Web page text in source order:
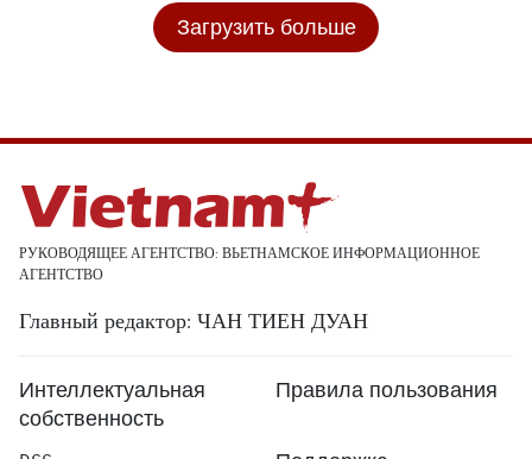
Загрузить больше
РУКОВОДЯЩЕЕ АГЕНТСТВО: ВЬЕТНАМСКОЕ ИНФОРМАЦИОННОЕ
АГЕНТСТВО
Главный редактор: ЧАН ТИЕН ДУАН
Интеллектуальная
собственность
Правила пользования